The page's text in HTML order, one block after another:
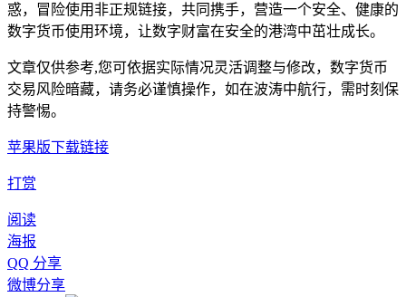
惑，冒险使用非正规链接，共同携手，营造一个安全、健康的
数字货币使用环境，让数字财富在安全的港湾中茁壮成长。
文章仅供参考,您可依据实际情况灵活调整与修改，数字货币
交易风险暗藏，请务必谨慎操作，如在波涛中航行，需时刻保
持警惕。
苹果版下载链接
打赏
阅读
海报
QQ 分享
微博分享